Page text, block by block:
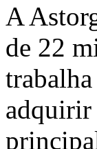
A
de 22
adquirir